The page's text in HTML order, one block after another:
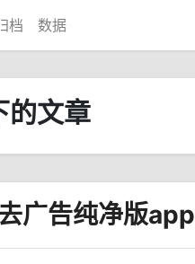
档 数据
的文章
广告纯净版app